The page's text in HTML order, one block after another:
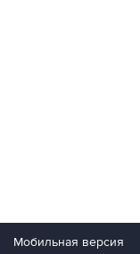
Мобильная версия